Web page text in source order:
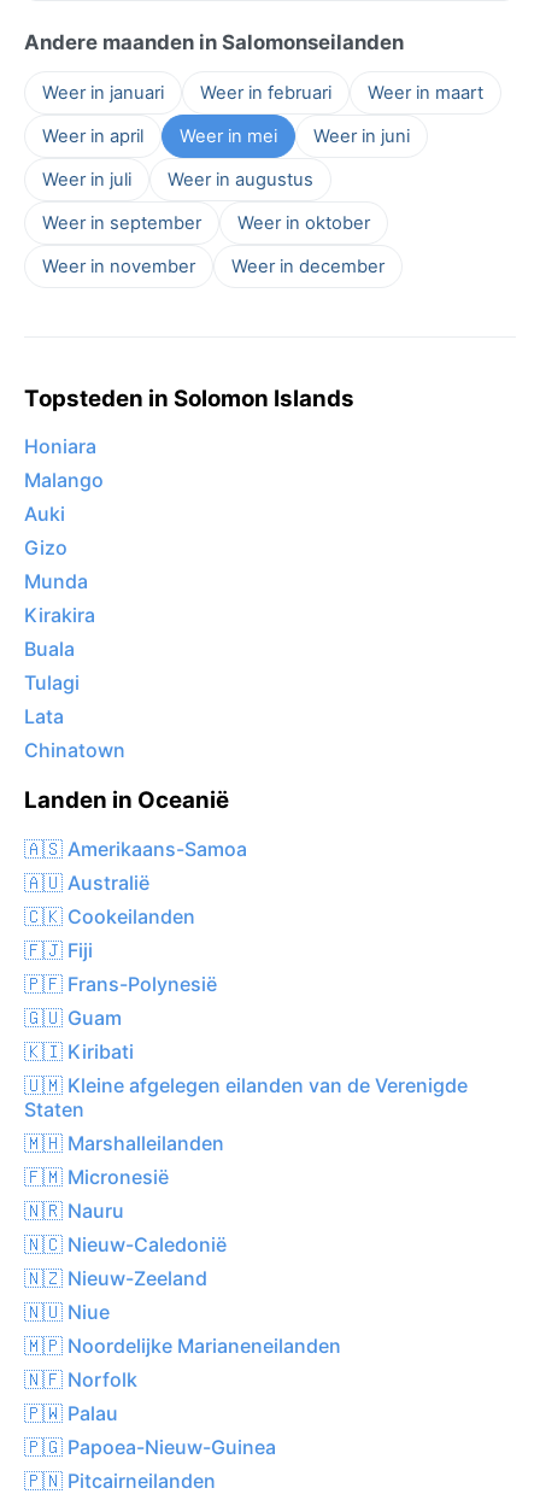
Andere maanden in Salomonseilanden
Weer in januari Weer in februari
Weer in maart
Weer in april
Weer in mei
Weer in juni
Weer in juli
Weer in augustus
Weer in september
Weer in oktober
Weer in november
Weer in december
Topsteden in Solomon Islands
Honiara
Malango
Auki
Gizo
Munda
Kirakira
Buala
Tulagi
Lata
Chinatown
Landen in Oceanië
🇦🇸 Amerikaans-Samoa
🇦🇺 Australië
🇨🇰 Cookeilanden
🇫🇯 Fiji
🇵🇫 Frans-Polynesië
🇬🇺 Guam
🇰🇮 Kiribati
🇺🇲 Kleine afgelegen eilanden van de Verenigde
Staten
🇲🇭 Marshalleilanden
🇫🇲 Micronesië
🇳🇷 Nauru
🇳🇨 Nieuw-Caledonië
🇳🇿 Nieuw-Zeeland
🇳🇺 Niue
🇲🇵 Noordelijke Marianeneilanden
🇳🇫 Norfolk
🇵🇼 Palau
🇵🇬 Papoea-Nieuw-Guinea
🇵🇳 Pitcairneilanden